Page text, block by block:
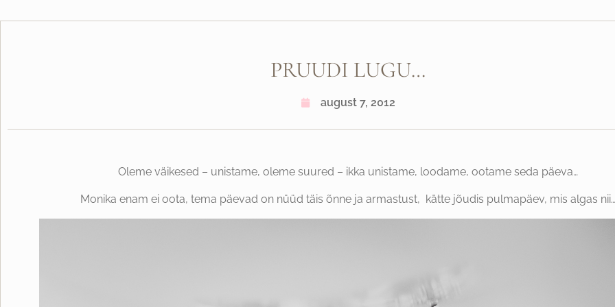
PRUUDI LUGU…
august 7, 2012
Oleme väikesed – unistame, oleme suured – ikka unistame, loodame, ootame seda päeva…
Monika enam ei oota, tema päevad on nüüd täis õnne ja armastust, kätte jõudis pulmapäev, mis algas nii…